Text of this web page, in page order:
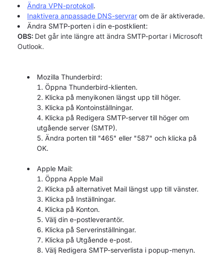
Ändra VPN-protokoll.
Inaktivera anpassade DNS-servrar om de är aktiverade.
Ändra SMTP-porten i din e-postklient:
OBS: Det går inte längre att ändra SMTP-portar i Microsoft
Outlook.
Mozilla Thunderbird:
Öppna Thunderbird-klienten.
Klicka på menyikonen längst upp till höger.
Klicka på Kontoinställningar.
Klicka på Redigera SMTP-server till höger om
utgående server (SMTP).
Ändra porten till "465" eller "587" och klicka på
OK.
Apple Mail:
Öppna Apple Mail
Klicka på alternativet Mail längst upp till vänster.
Klicka på Inställningar.
Klicka på Konton.
Välj din e-postleverantör.
Klicka på Serverinställningar.
Klicka på Utgående e-post.
Välj Redigera SMTP-serverlista i popup-menyn.